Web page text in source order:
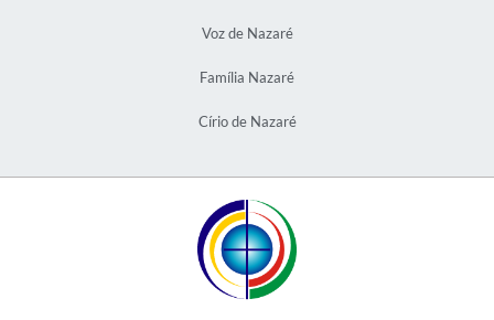
Voz de Nazaré
Família Nazaré
Círio de Nazaré